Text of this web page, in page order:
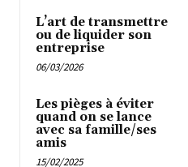
L’art de transmettre
ou de liquider son
entreprise
06/03/2026
Les pièges à éviter
quand on se lance
avec sa famille/ses
amis
15/02/2025